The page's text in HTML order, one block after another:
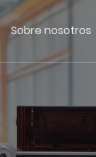
Sobre nosotros